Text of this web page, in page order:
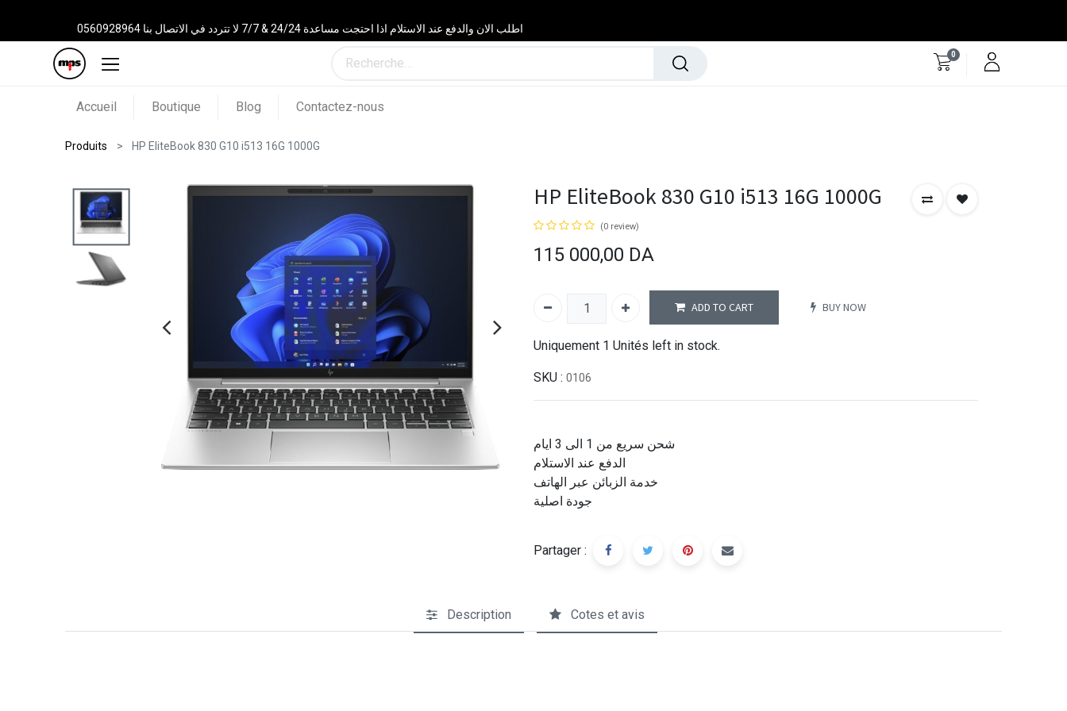
اطلب الان والدفع عند الاستلام اذا احتجت مساعدة 24/24 & 7/7 لا تتردد في الاتصال بنا 0560928964
0
Accueil Boutique Blog Contactez-nous
Produits HP EliteBook 830 G10 i513 16G 1000G
HP EliteBook 830 G10 i513 16G 1000G
(0 review)
115 000,00 DA
ADD TO CART BUY NOW
Uniquement 1 Unités left in stock.
SKU : 0106
شحن سريع من 1 الى 3 ايام
الدفع عند الاستلام
خدمة الزبائن عبر الهاتف
جودة اصلية
Partager :
Description Cotes et avis